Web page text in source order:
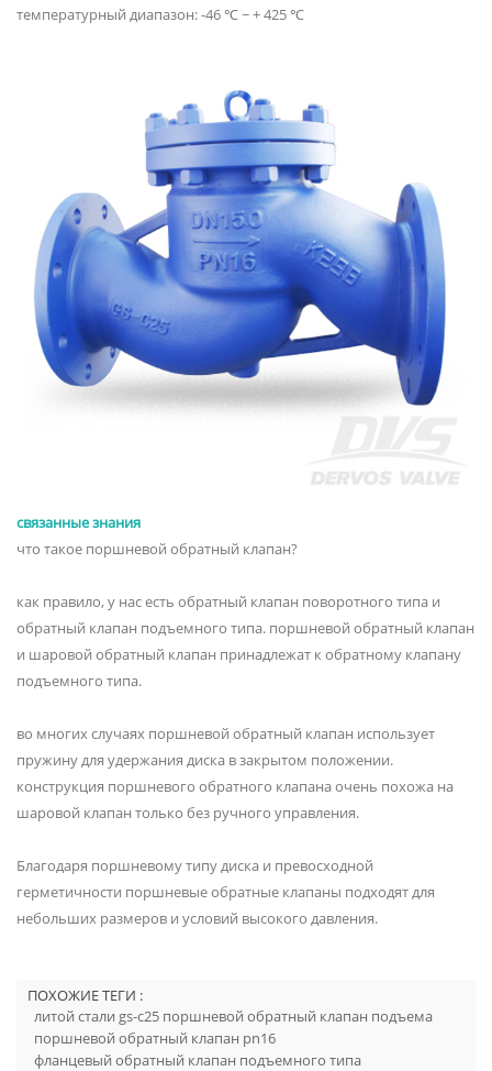
температурный диапазон: -46 ℃ ~ + 425 ℃
связанные знания
что такое поршневой обратный клапан?
как правило, у нас есть обратный клапан поворотного типа и
обратный клапан подъемного типа. поршневой обратный клапан
и шаровой обратный клапан принадлежат к обратному клапану
подъемного типа.
во многих случаях поршневой обратный клапан использует
пружину для удержания диска в закрытом положении.
конструкция поршневого обратного клапана очень похожа на
шаровой клапан только без ручного управления.
Благодаря поршневому типу диска и превосходной
герметичности поршневые обратные клапаны подходят для
небольших размеров и условий высокого давления.
ПОХОЖИЕ ТЕГИ :
литой стали gs-c25 поршневой обратный клапан подъема
поршневой обратный клапан pn16
фланцевый обратный клапан подъемного типа